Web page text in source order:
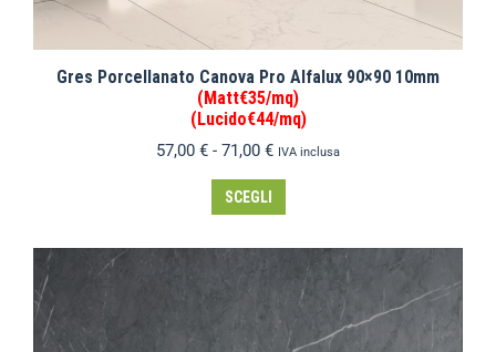
Gres Porcellanato Canova Pro Alfalux 90×90 10mm
(Matt€35/mq)
(Lucido€44/mq)
57,00 € - 71,00 € IVA inclusa
SCEGLI